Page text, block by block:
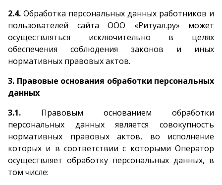
2.4. Обработка персональных данных работников и
пользователей сайта ООО «Ритуал.ру» может
осуществляться исключительно в целях
обеспечения соблюдения законов и иных
нормативных правовых актов.
3. Правовые основания обработки персональных
данных
3.1. Правовым основанием обработки
персональных данных является совокупность
нормативных правовых актов, во исполнение
которых и в соответствии с которыми Оператор
осуществляет обработку персональных данных, в
том числе: